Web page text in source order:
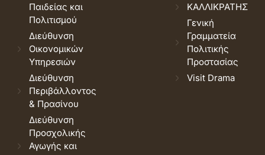
Παιδείας και
Πολιτισμού
Διεύθυνση
Οικονομικών
Υπηρεσιών
Διεύθυνση
Περιβάλλοντος
& Πρασίνου
Διεύθυνση
Προσχολικής
Αγωγής και
ΚΑΛΛΙΚΡΑΤΗΣ
Γενική
Γραμματεία
Πολιτικής
Προστασίας
Visit Drama